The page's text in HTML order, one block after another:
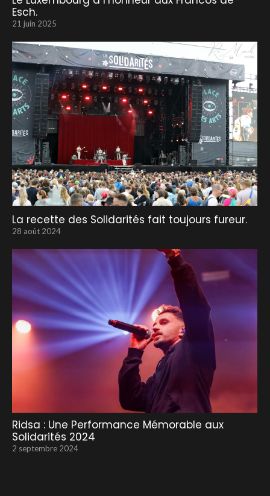
Esch.
21 juin 2025
La recette des Solidarités fait toujours fureur.
28 août 2024
Ridsa : Une Performance Mémorable aux
Solidarités 2024
2 septembre 2024